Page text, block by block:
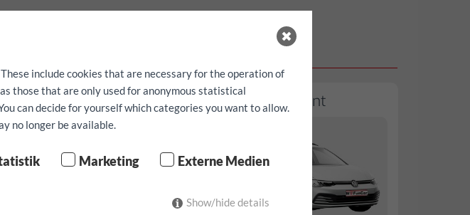
Skoda Scala Ambition VW Golf Variant
include cookies that are necessary for the operation of
those that are only used for anonymous statistical
can decide for yourself which categories you want to allow.
no longer be available.
Marketing Externe Medien
Show/hide details